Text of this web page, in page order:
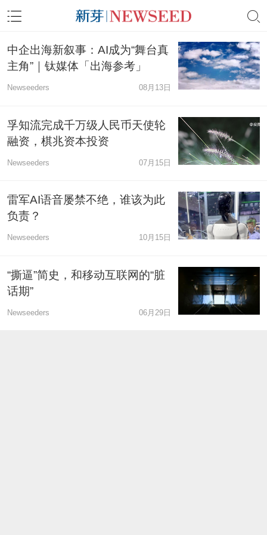
中企出海新叙事：AI成为“舞台真
主角”｜钛媒体「出海参考」
Newseeders 08月13日
孚知流完成千万级人民币天使轮
融资，棋兆资本投资
Newseeders 07月15日
雷军AI语音屡禁不绝，谁该为此
负责？
Newseeders 10月15日
“撕逼”简史，和移动互联网的“脏
话期”
Newseeders 06月29日